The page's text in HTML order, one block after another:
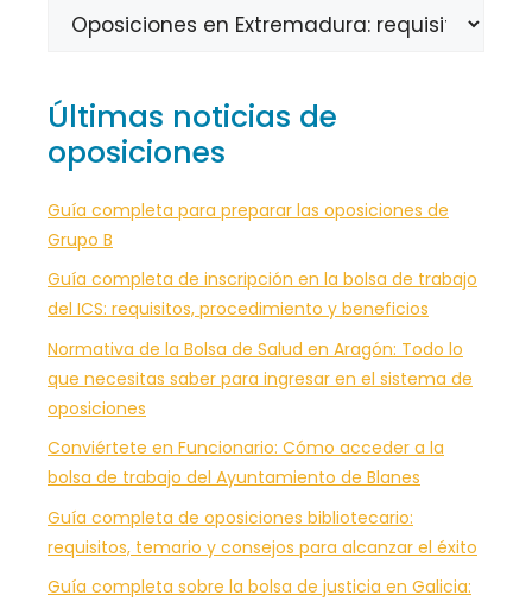
Últimas noticias de
oposiciones
Guía completa para preparar las oposiciones de
Grupo B
Guía completa de inscripción en la bolsa de trabajo
del ICS: requisitos, procedimiento y beneficios
Normativa de la Bolsa de Salud en Aragón: Todo lo
que necesitas saber para ingresar en el sistema de
oposiciones
Conviértete en Funcionario: Cómo acceder a la
bolsa de trabajo del Ayuntamiento de Blanes
Guía completa de oposiciones bibliotecario:
requisitos, temario y consejos para alcanzar el éxito
Guía completa sobre la bolsa de justicia en Galicia: